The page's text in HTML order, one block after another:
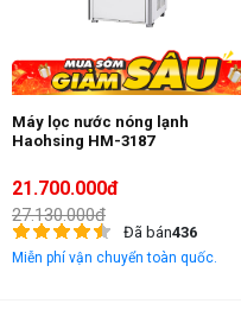
Máy lọc nước nóng lạnh
Haohsing HM-3187
21.700.000đ
27.130.000đ
Đã bán436
Miễn phí vận chuyển toàn quốc.